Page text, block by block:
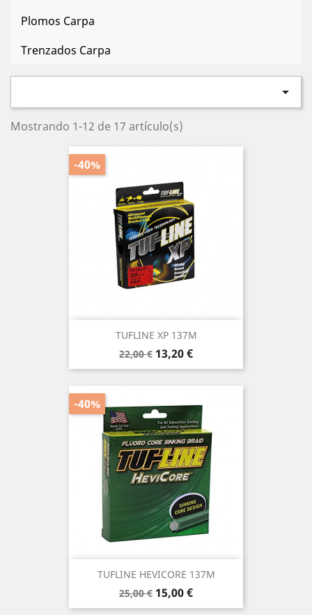
Plomos Carpa
Trenzados Carpa

Mostrando 1-12 de 17 artículo(s)
TUFLINE XP 137M
Precio
base
22,00 € Precio
13,20 €
-40%
TUFLINE HEVICORE 137M
Precio
base
25,00 € Precio
15,00 €
-40%